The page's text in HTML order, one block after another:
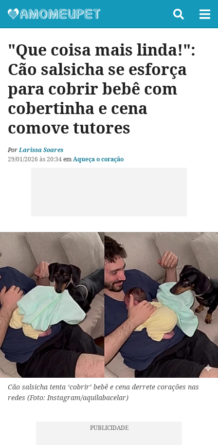
"Que coisa mais linda!":
Cão salsicha se esforça
para cobrir bebê com
cobertinha e cena
comove tutores
PorLarissa Soares
29/01/2026 às 20:34emAqueça o coração
Cão salsicha tenta ‘cobrir’ bebê e cena derrete corações nas
redes (Foto: Instagram/aquilabacelar)